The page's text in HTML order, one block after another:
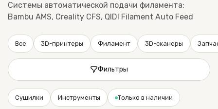
Системы автоматической подачи филамента:
Bambu AMS, Creality CFS, QIDI Filament Auto Feed
Все 3D-принтеры Филамент 3D-сканеры
Фильтры
Сушилки Инструменты Только в наличии